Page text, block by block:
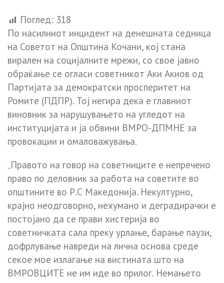
Поглед: 318
По насилниот инцидент на денешната седница
на Советот на Општина Кочани, кој стана
вирален на социјалните мрежи, со свое јавно
обраќање се огласи советникот Аки Акиов од
Партијата за демократски просперитет на
Ромите (ПДПР). Тој негира дека е главниот
виновник за нарушувањето на угледот на
институцијата и ја обвини ВМРО-ДПМНЕ за
провокации и омаловажувања.
„Правото на говор на советниците е непречено
право по деловник за работа на советите во
општините во Р.С Македонија. Некултурно,
крајно неодговорно, нехумано и деградирачки е
постојано да се прави хистерија во
советничката сала преку урлање, барање паузи,
дофрлување навреди на лична основа среде
секое мое излагање на вистината што на
ВМРОВЦИТЕ не им иде во прилог. Немањето